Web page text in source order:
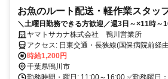
お魚のルート配送・軽作業スタッ
＼土曜日勤務できる方歓迎／週3日～×11時～
かせる！まかない・社員登用など働きやすさ
ヤマトサカナ株式会社 鴨川営業所
アクセス: 日東交通・長狭線(国保病院前経由) 北小町入口バス停徒歩
13分 ※車・バイク・自転車通勤OK（駐車
時給1,200円
千葉県鴨川市